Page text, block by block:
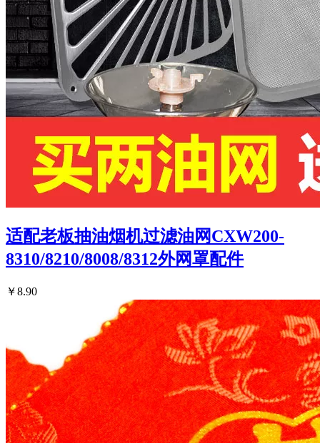
适配老板抽油烟机过滤油网CXW200-
8310/8210/8008/8312外网罩配件
￥8.90